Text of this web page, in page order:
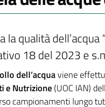
la qualità
18 del 2023 e
dell’acquaviene
e Nutrizione(UOC IAN)
campionamenti lungo